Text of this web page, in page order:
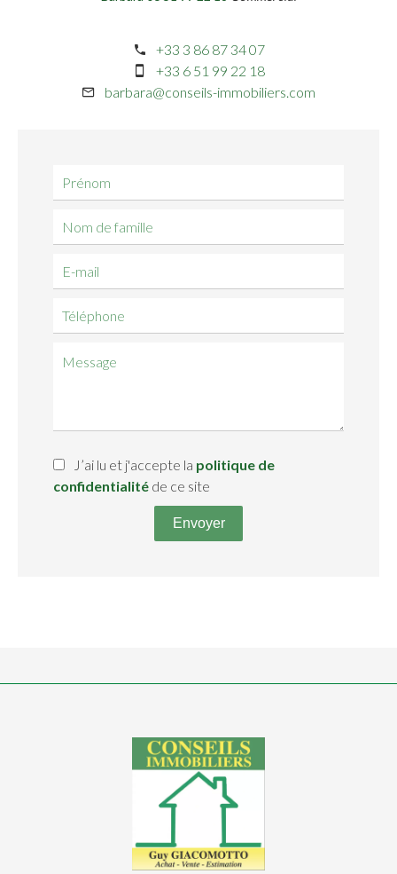
+33 3 86 87 34 07
+33 6 51 99 22 18
barbara@conseils-immobiliers.com
J’ai lu et j'accepte la politique de
confidentialité de ce site
Envoyer